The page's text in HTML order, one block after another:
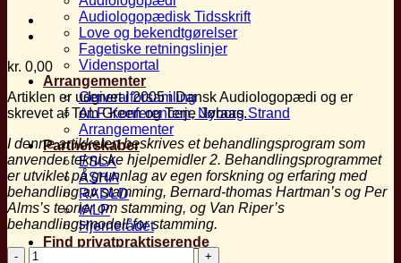
Audiologopædisk Tidsskrift
Love og bekendtgørelser
Fagetiske retningslinjer
Vidensportal
Arrangementer
Generalforsamling
ALF Konferencen, Nyborg Strand
Arrangementer
Partnerskaber
ESLA
ASHA
RADLD
IALP
Hjernerådet
Find privatpraktiserende
kr. 0,00
Artiklen er udgivet i 2005 i Dansk Audiologopædi og er
skrevet af Tom Green og Terje Jøraas.
I denne artikkelen beskrives et behandlingsprogram som
anvender tekniske hjelpemidler2. Behandlingsprogrammet
er utviklet på grunnlag av egen forskning og erfaring med
behandling av stamming, Bernard-thomas Hartman’s og Per
Alms’s teorier om stamming, og Van Riper’s
behandlingsmodellfor stamming.
Anvendelse